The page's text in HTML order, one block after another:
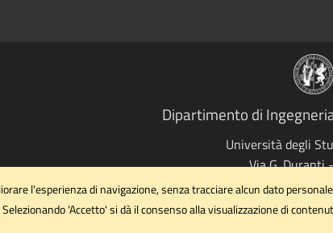
Dipartimento di
Università degli
Via G. Duranti
Email
PEC
l'esperienza di navigazione, senza tracciare alcun dato
Selezionando 'Accetto' si dà il consenso alla visualizzazione di